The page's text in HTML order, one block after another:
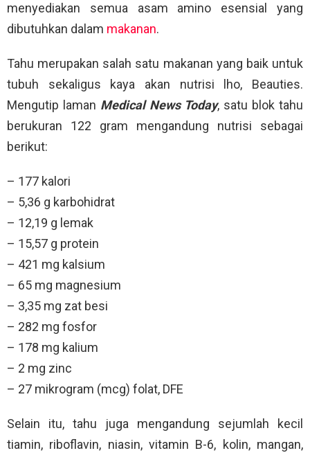
menyediakan semua asam amino esensial yang
dibutuhkan dalam makanan.
Tahu merupakan salah satu makanan yang baik untuk
tubuh sekaligus kaya akan nutrisi lho, Beauties.
Mengutip laman Medical News Today, satu blok tahu
berukuran 122 gram mengandung nutrisi sebagai
berikut:
– 177 kalori
– 5,36 g karbohidrat
– 12,19 g lemak
– 15,57 g protein
– 421 mg kalsium
– 65 mg magnesium
– 3,35 mg zat besi
– 282 mg fosfor
– 178 mg kalium
– 2 mg zinc
– 27 mikrogram (mcg) folat, DFE
Selain itu, tahu juga mengandung sejumlah kecil
tiamin, riboflavin, niasin, vitamin B-6, kolin, mangan,